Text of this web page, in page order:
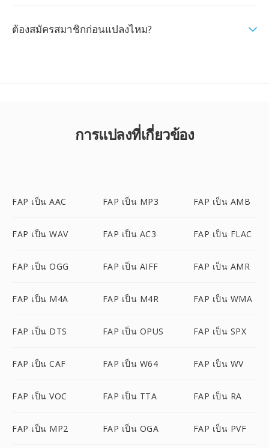
ต้องสมัครสมาชิกก่อนแปลงไหม?
การแปลงที่เกี่ยวข้อง
FAP เป็น AAC FAP เป็น MP3 FAP เป็น AMB
FAP เป็น WAV FAP เป็น AC3 FAP เป็น FLAC
FAP เป็น OGG FAP เป็น AIFF FAP เป็น AMR
FAP เป็น M4A FAP เป็น M4R FAP เป็น WMA
FAP เป็น DTS FAP เป็น OPUS FAP เป็น SPX
FAP เป็น CAF FAP เป็น W64 FAP เป็น WV
FAP เป็น VOC FAP เป็น TTA FAP เป็น RA
FAP เป็น MP2 FAP เป็น OGA FAP เป็น PVF